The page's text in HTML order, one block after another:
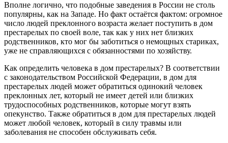
Вполне логично, что подобные заведения в России не столь
популярны, как на Западе. Но факт остаётся фактом: огромное
число людей преклонного возраста желает поступить в дом
престарелых по своей воле, так как у них нет близких
родственников, кто мог бы заботиться о немощных стариках,
уже не справляющихся с обязанностями по хозяйству.
Как определить человека в дом престарелых? В соответствии
с законодательством Российской Федерации, в дом для
престарелых людей может обратиться одинокий человек
преклонных лет, который не имеет детей или близких
трудоспособных родственников, которые могут взять
опекунство. Также обратиться в дом для престарелых людей
может любой человек, который в силу травмы или
заболевания не способен обслуживать себя.